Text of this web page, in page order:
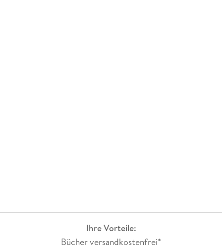
Ihre Vorteile:
Bücher versandkostenfrei*